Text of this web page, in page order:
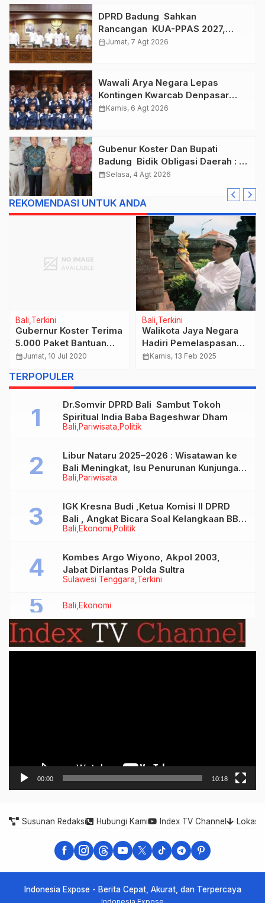
DPRD Badung Sahkan
Rancangan KUA-PPAS 2027,
Anggaran Tembus Lebih Dari
calendar_monthJumat, 7 Agt 2026
Wawali Arya Negara Lepas
Kontingen Kwarcab Denpasar
Menuju Jambore Nasional XII
calendar_monthKamis, 6 Agt 2026
Gubenur Koster Dan Bupati
Badung Bidik Obligasi Daerah :
Gaspol Bangun Infrastruktur
calendar_monthSelasa, 4 Agt 2026
REKOMENDASI UNTUK ANDA
Bali Terkini
Gubernur Koster Terima
5.000 Paket Bantuan
dari PT Pelindo III
calendar_monthJumat, 10 Jul 2020
Bali Terkini
Walikota Jaya Negara
Hadiri Pemelaspasan
Wantilan Pura Dalem
calendar_monthKamis, 13 Feb 2025
TERPOPULER
Bali Pariwisata Politik
Dr.Somvir DPRD Bali Sambut Tokoh
Spiritual India Baba Bageshwar Dham
Bali Pariwisata
Libur Nataru 2025–2026 : Wisatawan ke
Bali Meningkat, Isu Penurunan Kunjungan
Tidak Benar
Bali Ekonomi Politik
IGK Kresna Budi ,Ketua Komisi II DPRD
Bali , Angkat Bicara Soal Kelangkaan BBM
Bersubsidi Jenis Solar
Sulawesi Tenggara Terkini
Kombes Argo Wiyono, Akpol 2003,
Jabat Dirlantas Polda Sultra
Bali Ekonomi
00:00 10:18
Susunan Redaksi Hubungi Kami Index TV Channel Lokasi
Indonesia Expose - Berita Cepat, Akurat, dan Terpercaya